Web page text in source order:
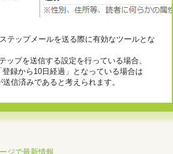
テップメールを送る際に有効なツールとな
ップを送信する設定を行っている場合、
録から10日経過」となっている場合は
信済みであると考えられます。
ジで最新情報